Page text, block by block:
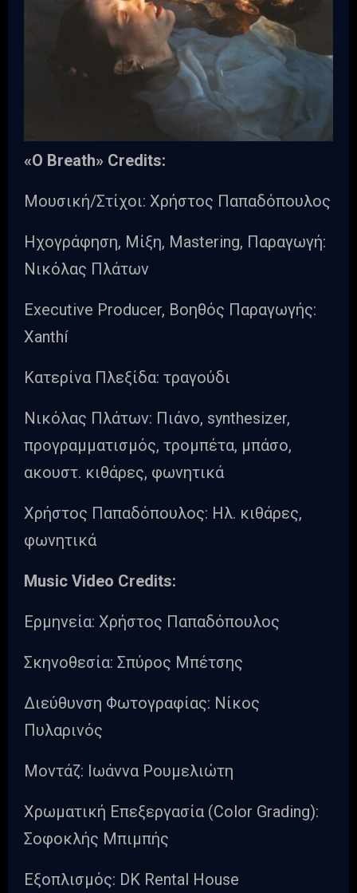
«Ο Breath» Credits:
Μουσική/Στίχοι: Χρήστος Παπαδόπουλος
Ηχογράφηση, Μίξη, Mastering, Παραγωγή:
Νικόλας Πλάτων
Executive Producer, Βοηθός Παραγωγής:
Xanthí
Κατερίνα Πλεξίδα: τραγούδι
Νικόλας Πλάτων: Πιάνο, synthesizer,
προγραμματισμός, τρομπέτα, μπάσο,
ακουστ. κιθάρες, φωνητικά
Χρήστος Παπαδόπουλος: Ηλ. κιθάρες,
φωνητικά
Music Video Credits:
Ερμηνεία: Χρήστος Παπαδόπουλος
Σκηνοθεσία: Σπύρος Μπέτσης
Διεύθυνση Φωτογραφίας: Νίκος
Πυλαρινός
Μοντάζ: Ιωάννα Ρουμελιώτη
Χρωματική Επεξεργασία (Color Grading):
Σοφοκλής Μπιμπής
Εξοπλισμός: DK Rental House